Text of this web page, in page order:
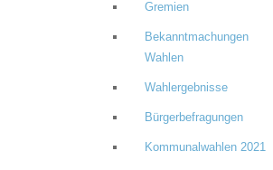
Gremien
Bekanntmachungen
Wahlen
Wahlergebnisse
Bürgerbefragungen
Kommunalwahlen 2021